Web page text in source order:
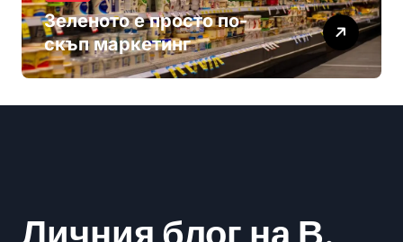
Зеленото е просто по-
скъп маркетинг